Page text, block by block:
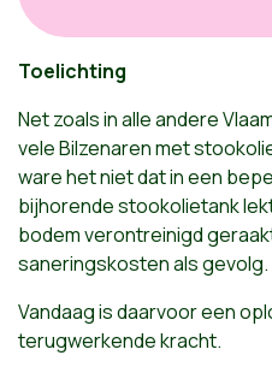
Toelichting
Net zoals in alle andere
vele Bilzenaren met
ware het niet dat in een
bijhorende stookolietank
bodem verontreinigd
saneringskosten als gevolg.
Vandaag is daarvoor een
terugwerkende kracht.